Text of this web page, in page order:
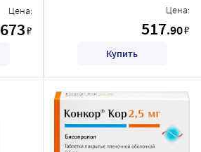
Цена:
673₽
Цена:
517.90₽
Купить